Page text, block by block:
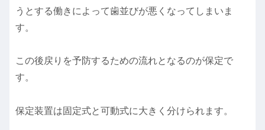
うとする働きによって歯並びが悪くなってしまいま
す。
この後戻りを予防するための流れとなるのが保定で
す。
保定装置は固定式と可動式に大きく分けられます。